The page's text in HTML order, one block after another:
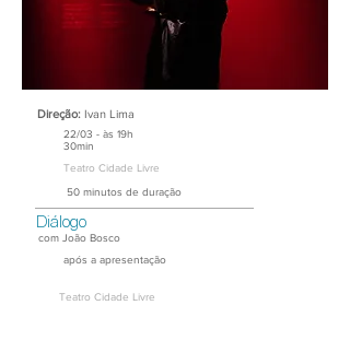
Direção: Ivan Lima
22/03 - às 19h
30min
Teatro Cidade Livre
50 minutos de duração
Diálogo
com João Bosco
após a apresentação
Teatro Cidade Livre